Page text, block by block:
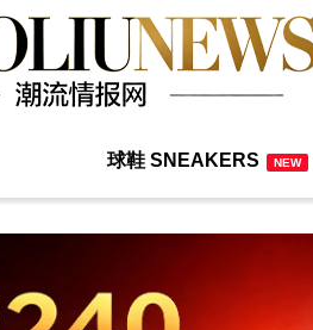
球鞋 SNEAKERS NEW